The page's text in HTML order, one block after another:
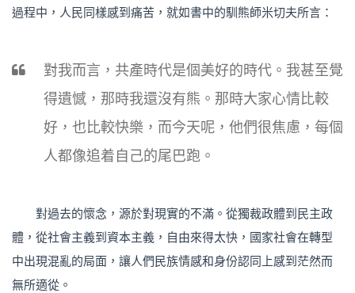
過程中，人民同樣感到痛苦，就如書中的馴熊師米切夫所言：
對我而言，共產時代是個美好的時代。我甚至覺
得遺憾，那時我還沒有熊。那時大家心情比較
好，也比較快樂，而今天呢，他們很焦慮，每個
人都像追着自己的尾巴跑。
對過去的懷念，源於對現實的不滿。從獨裁政體到民主政
體，從社會主義到資本主義，自由來得太快，國家社會在轉型
中出現混亂的局面，讓人們民族情感和身份認同上感到茫然而
無所適從。